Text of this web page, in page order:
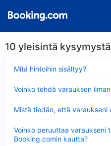
10 yleisintä kysymystä
Mitä hintoihin sisältyy?
Voinko tehdä varauksen
Mistä tiedän, että varaukseni
Voinko peruuttaa varaukseni
Booking.comin kautta?